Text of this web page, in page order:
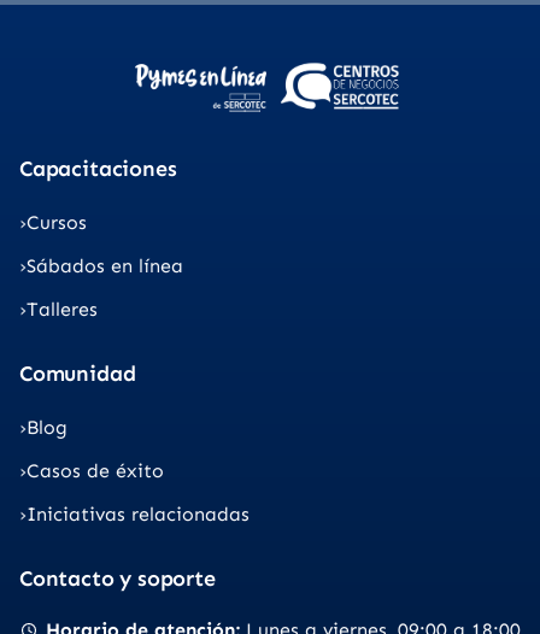
Capacitaciones
Cursos
Sábados en línea
Talleres
Comunidad
Blog
Casos de éxito
Iniciativas relacionadas
Contacto y soporte
Horario de atención Lunes a viernes 09:00 a 18:00